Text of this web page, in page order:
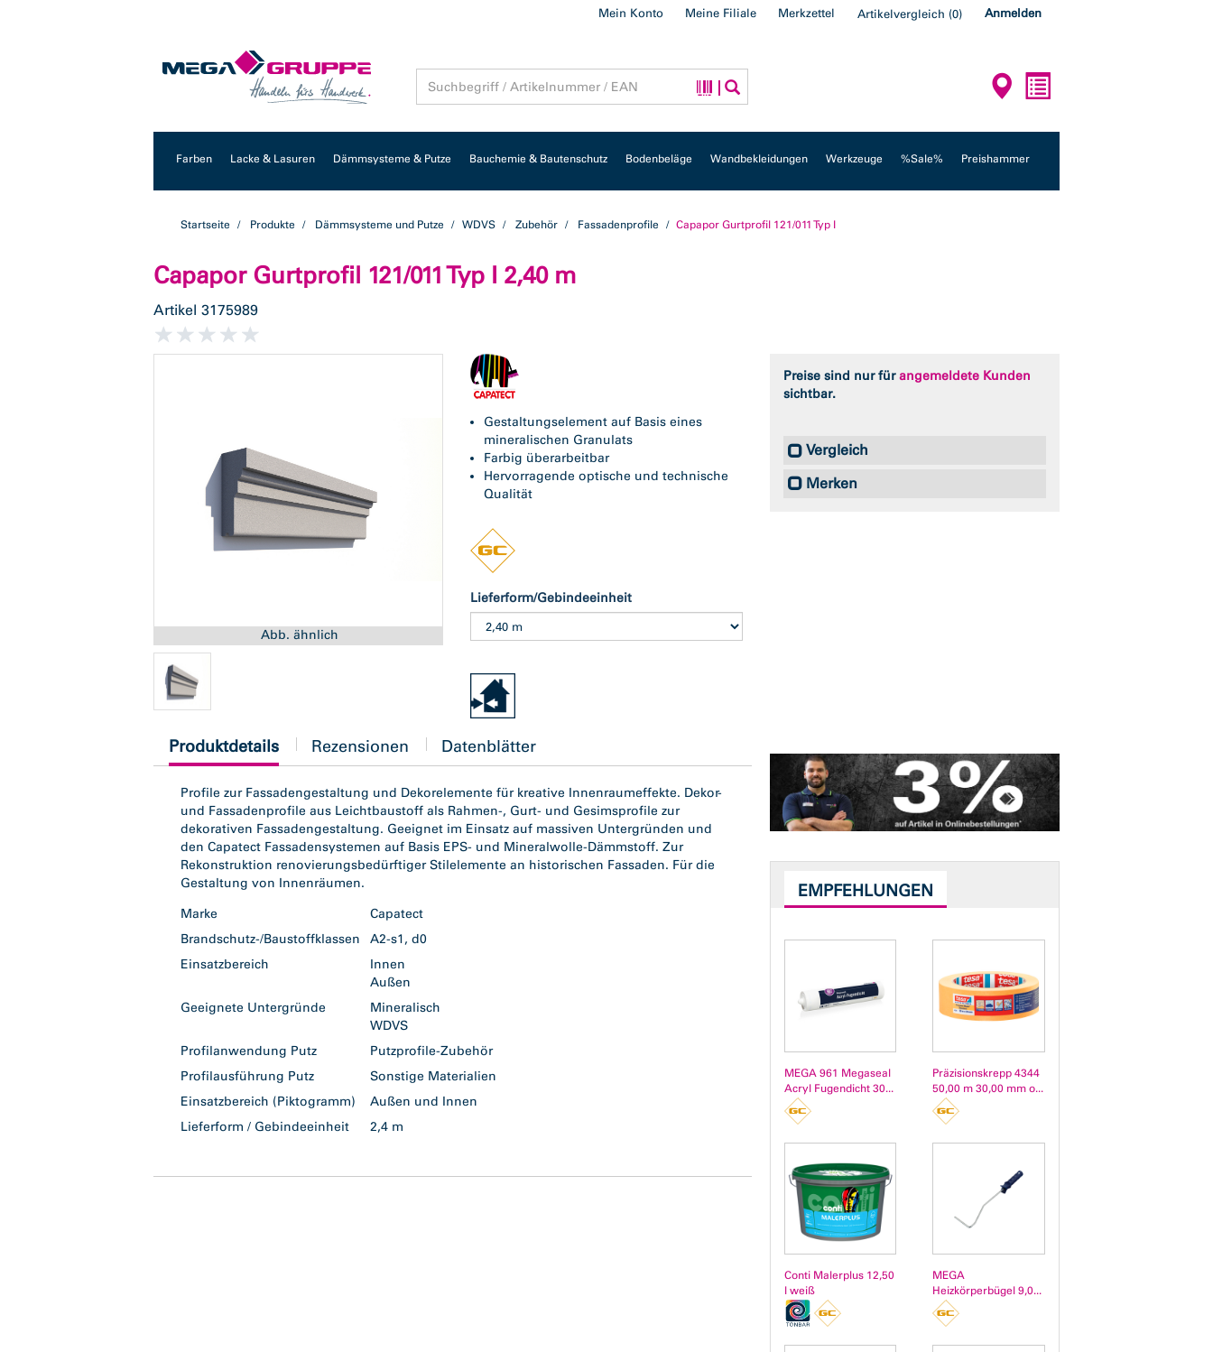
Mein Konto Meine Filiale Merkzettel Artikelvergleich (0) Anmelden
Farben Lacke & Lasuren Dämmsysteme & Putze Bauchemie & Bautenschutz Bodenbeläge Wandbekleidungen Werkzeuge %Sale% Preishammer
Startseite Produkte Dämmsysteme und Putze WDVS Zubehör Fassadenprofile Capapor Gurtprofil 121/011 Typ I
Capapor Gurtprofil 121/011 Typ I 2,40 m
Artikel 3175989
Abb. ähnlich
Gestaltungselement auf Basis eines
mineralischen Granulats
Farbig überarbeitbar
Hervorragende optische und technische
Qualität
Lieferform/Gebindeeinheit
Preise sind nur fürangemeldete Kunden
sichtbar.
Vergleich
Merken
current
tab:
Produktdetails Rezensionen Datenblätter
Profile zur Fassadengestaltung und Dekorelemente für kreative Innenraumeffekte. Dekor-
und Fassadenprofile aus Leichtbaustoff als Rahmen-, Gurt- und Gesimsprofile zur
dekorativen Fassadengestaltung. Geeignet im Einsatz auf massiven Untergründen und
den Capatect Fassadensystemen auf Basis EPS- und Mineralwolle-Dämmstoff. Zur
Rekonstruktion renovierungsbedürftiger Stilelemente an historischen Fassaden. Für die
Gestaltung von Innenräumen.
Marke
Capatect
Brandschutz-/Baustoffklassen
A2-s1, d0
Einsatzbereich
Innen
Außen
Geeignete Untergründe
Mineralisch
WDVS
Profilanwendung Putz
Putzprofile-Zubehör
Profilausführung Putz
Sonstige Materialien
Einsatzbereich (Piktogramm)
Außen und Innen
Lieferform / Gebindeeinheit
2,4 m
EMPFEHLUNGEN
MEGA 961 Megaseal
Acryl Fugendicht 30...
Präzisionskrepp 4344
50,00 m 30,00 mm o...
Conti Malerplus 12,50
l weiß
MEGA
Heizkörperbügel 9,0...